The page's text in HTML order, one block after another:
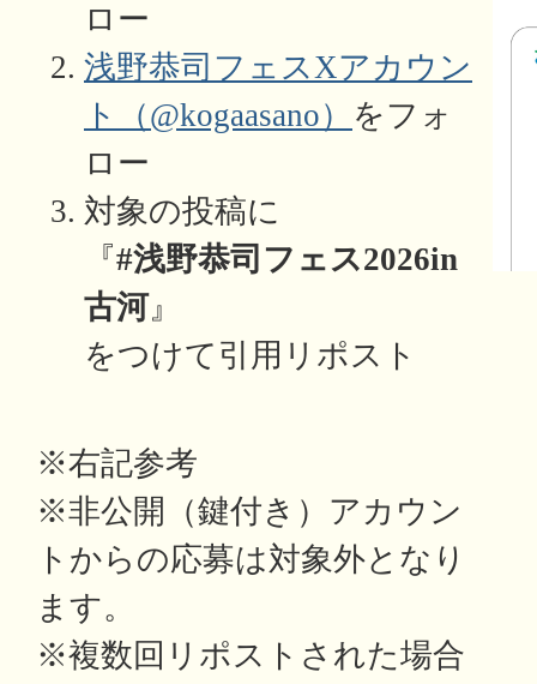
ロー
浅野恭司フェスXアカウン
ト
（@kogaasano） をフォ
ロー
対象の投稿に
『#浅野恭司フェス2026in
古河』
をつけて引用リポスト
※右記参考
※非公開（鍵付き）アカウン
トからの応募は対象外となり
ます。
※複数回リポストされた場合